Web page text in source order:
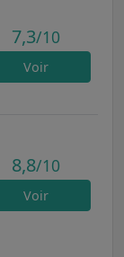
7,3/10
Voir
8,8/10
Voir